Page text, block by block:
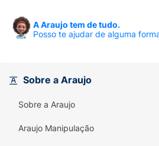
de alta absorção -
dar segurança na posição
usuário permanece seco,
significativamente o risco de
infecções cutâneas.
A Araujo tem de tudo.
Posso te ajudar de alguma
Sobre a Araujo
Sobre a Araujo
Araujo Manipulação